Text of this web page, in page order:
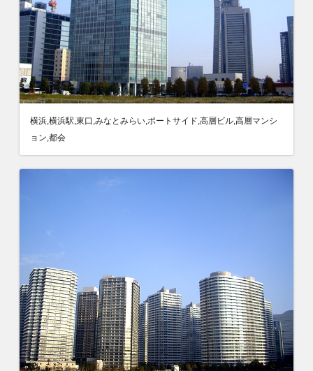
横浜,横浜駅,東口,みなとみらい,ポートサイド,高層ビル,高層マンシ
ョン,都会